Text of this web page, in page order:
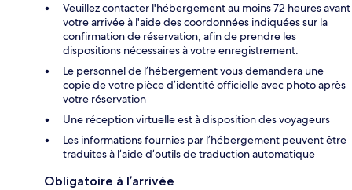
Veuillez contacter l'hébergement au moins 72 heures avant
votre arrivée à l'aide des coordonnées indiquées sur la
confirmation de réservation, afin de prendre les
dispositions nécessaires à votre enregistrement.
Le personnel de l’hébergement vous demandera une
copie de votre pièce d’identité officielle avec photo après
votre réservation
Une réception virtuelle est à disposition des voyageurs
Les informations fournies par l’hébergement peuvent être
traduites à l’aide d’outils de traduction automatique
Obligatoire à l’arrivée